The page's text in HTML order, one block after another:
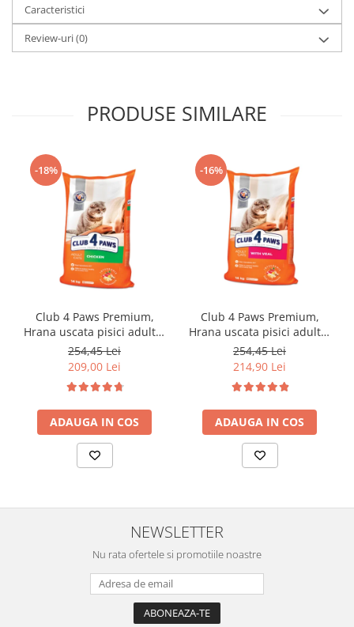
Caracteristici
Review-uri(0)
PRODUSE SIMILARE
-18%
Club 4 Paws Premium,
Hrana uscata pisici adulte,
cu Pui 14kg
254,45 Lei
209,00 Lei
ADAUGA IN COS
-16%
Club 4 Paws Premium,
Hrana uscata pisici adulte,
cu Vita, 14kg
254,45 Lei
214,90 Lei
ADAUGA IN COS
NEWSLETTER
Nu rata ofertele si promotiile noastre